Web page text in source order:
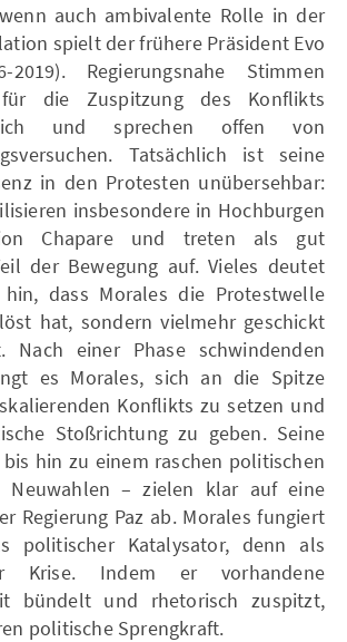
auch ambivalente Rolle in der
spielt der frühere Präsident Evo
2019). Regierungsnahe Stimmen
die Zuspitzung des Konflikts
und sprechen offen von
Tatsächlich ist seine
in den Protesten unübersehbar:
insbesondere in Hochburgen
Chapare und treten als gut
der Bewegung auf. Vieles deutet
dass Morales die Protestwelle
hat, sondern vielmehr geschickt
einer Phase schwindenden
es Morales, sich an die Spitze
Konflikts zu setzen und
Stoßrichtung zu geben. Seine
hin zu einem raschen politischen
Neuwahlen – zielen klar auf eine
Regierung Paz ab. Morales fungiert
politischer Katalysator, denn als
Krise. Indem er vorhandene
bündelt und rhetorisch zuspitzt,
politische Sprengkraft.